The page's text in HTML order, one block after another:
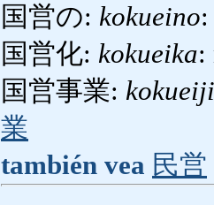
国営の: kokueino
国営化: kokueika:
国営事業:
業
también vea 民営